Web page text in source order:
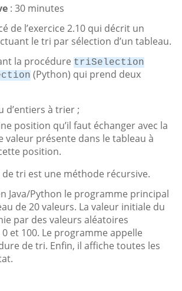
: 30 minutes
de l’exercice 2.10 qui décrit un
le tri par sélection d’un tableau.
la procédure triSelection
(Python) qui prend deux
d’entiers à trier ;
position qu’il faut échanger avec la
valeur présente dans le tableau à
position.
tri est une méthode récursive.
Java/Python le programme principal
de 20 valeurs. La valeur initiale du
par des valeurs aléatoires
et 100. Le programme appelle
de tri. Enfin, il affiche toutes les